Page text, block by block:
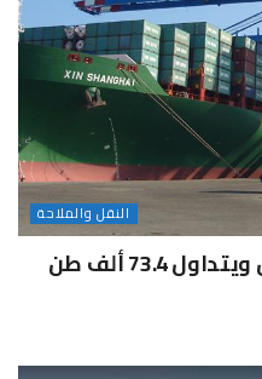
النقل والملاحة
ميناء دمياط يستقبل 9 سفن ويتداول 73.4 ألف طن